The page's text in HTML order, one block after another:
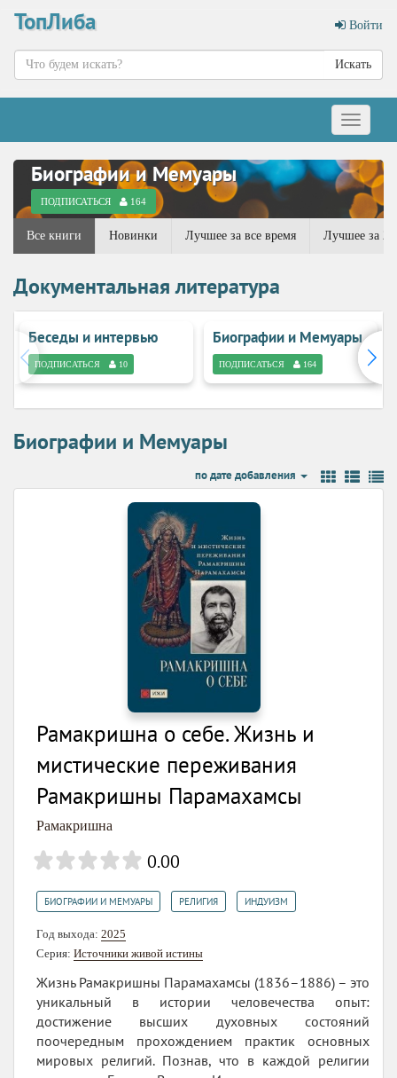
ТопЛиба Войти
Искать
Меню
Биографии и Мемуары
ПОДПИСАТЬСЯ 164
Все книги Новинки Лучшее за все время Лучшее за
Документальная литература
Беседы и интервью
ПОДПИСАТЬСЯ 10
Биографии и Мемуары
ПОДПИСАТЬСЯ 164
Биографии и Мемуары
по дате добавления
Рамакришна о себе. Жизнь и
мистические переживания
Рамакришны Парамахамсы
Рамакришна
0.00
БИОГРАФИИ И МЕМУАРЫ РЕЛИГИЯ ИНДУИЗМ
Год выхода: 2025
Серия: Источники живой истины
Жизнь Рамакришны Парамахамсы (1836–1886) – это
уникальный в истории человечества опыт:
достижение высших духовных состояний
поочередным прохождением практик основных
мировых религий. Познав, что в каждой религии